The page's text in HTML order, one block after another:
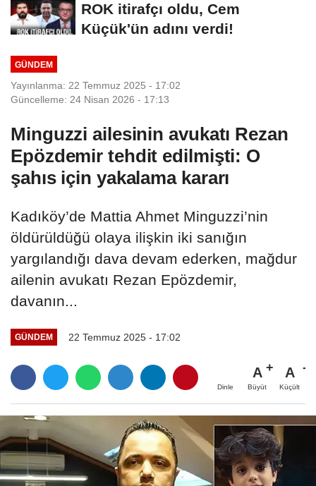
ROK itirafçı oldu, Cem
Küçük'ün adını verdi!
GÜNDEM
Yayınlanma: 22 Temmuz 2025 - 17:02
Güncelleme: 24 Nisan 2026 - 17:13
Minguzzi ailesinin avukatı Rezan
Epözdemir tehdit edilmişti: O
şahıs için yakalama kararı
Kadıköy’de Mattia Ahmet Minguzzi’nin
öldürüldüğü olaya ilişkin iki sanığın
yargılandığı dava devam ederken, mağdur
ailenin avukatı Rezan Epözdemir,
davanın...
GÜNDEM 22 Temmuz 2025 - 17:02
Dinle
A
Büyüt
A
Küçült